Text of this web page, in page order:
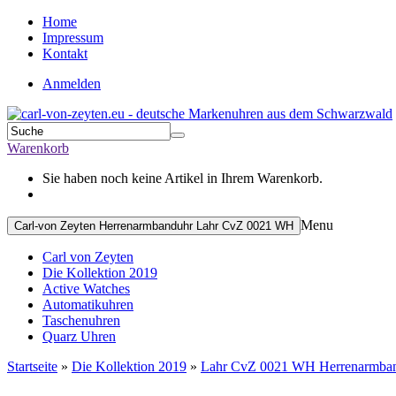
Home
Impressum
Kontakt
Anmelden
Warenkorb
Sie haben noch keine Artikel in Ihrem Warenkorb.
Carl-von Zeyten Herrenarmbanduhr Lahr CvZ 0021 WH Menu
Carl von Zeyten
Die Kollektion 2019
Active Watches
Automatikuhren
Taschenuhren
Quarz Uhren
Startseite » Die Kollektion 2019 » Lahr CvZ 0021 WH